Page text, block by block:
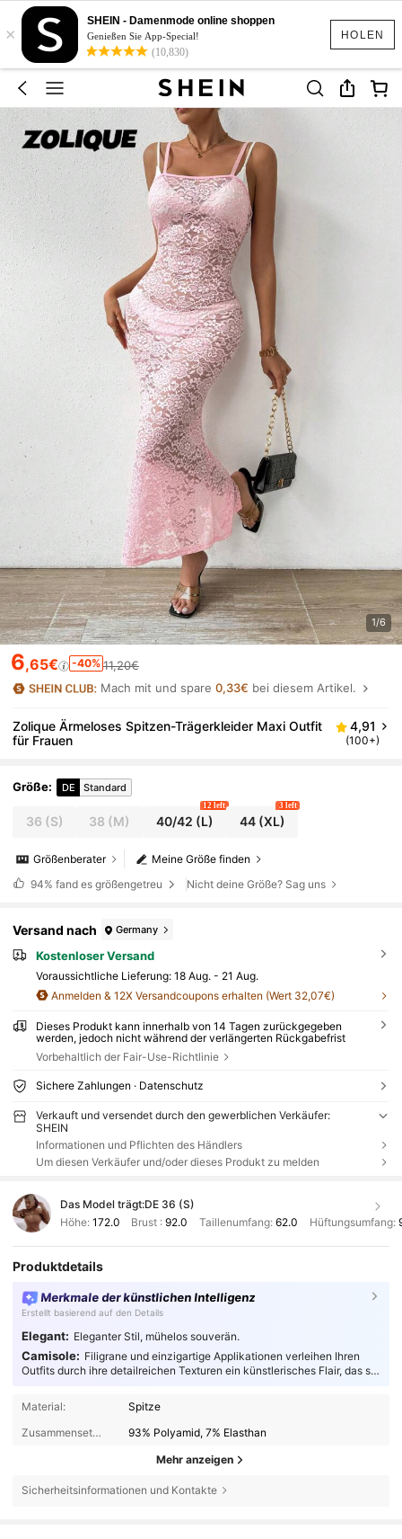
HOLEN
×
SHEIN - Damenmode online shoppen
Genießen Sie App-Special!
(10,830)
1/6
6,65€ -40% 11,20€
Mach mit und spare0,33€ bei diesem Artikel.
Zolique Ärmeloses Spitzen-Trägerkleider Maxi Outfit
für Frauen
4,91
(100+)
Größe: DE Standard
36 (S) 38 (M) 40/42 (L)
12 left
44(XL)
3 left
Meine Größe finden
Größenberater
94% fand es größengetreu Nicht deine Größe? Sag uns
Versand nach Germany
Kostenloser Versand
Voraussichtliche Lieferung: 18 Aug. - 21 Aug.
Anmelden & 12X Versandcoupons erhalten (Wert 32,07€)
Dieses Produkt kann innerhalb von 14 Tagen zurückgegeben
werden, jedoch nicht während der verlängerten Rückgabefrist
Vorbehaltlich der Fair-Use-Richtlinie
Sichere Zahlungen · Datenschutz
Verkauft und versendet durch den gewerblichen Verkäufer:
SHEIN
Informationen und Pflichten des Händlers
Um diesen Verkäufer und/oder dieses Produkt zu melden
Das Model trägt:DE 36 (S)
Höhe: 172.0 Brust :92.0 Taillenumfang: 62.0 Hüftungsumfang:
Produktdetails
Merkmale der künstlichen Intelligenz
Erstellt basierend auf den Details
Elegant: Eleganter Stil, mühelos souverän.
Camisole: Filigrane und einzigartige Applikationen verleihen Ihren
Outfits durch ihre detailreichen Texturen ein künstlerisches Flair, das sie
Material:
Spitze
Zusammensetzung:
93% Polyamid, 7% Elasthan
Mehr anzeigen
Sicherheitsinformationen und Kontakte